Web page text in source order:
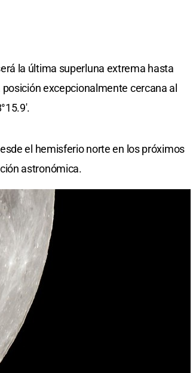
la última superluna extrema hasta
excepcionalmente cercana al
el hemisferio norte en los próximos
astronómica.